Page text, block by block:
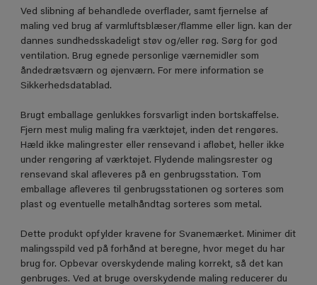
Ved slibning af behandlede overflader, samt fjernelse af
maling ved brug af varmluftsblæser/flamme eller lign. kan der
dannes sundhedsskadeligt støv og/eller røg. Sørg for god
ventilation. Brug egnede personlige værnemidler som
åndedrætsværn og øjenværn. For mere information se
Sikkerhedsdatablad.
Brugt emballage genlukkes forsvarligt inden bortskaffelse.
Fjern mest mulig maling fra værktøjet, inden det rengøres.
Hæld ikke malingrester eller rensevand i afløbet, heller ikke
under rengøring af værktøjet. Flydende malingsrester og
rensevand skal afleveres på en genbrugsstation. Tom
emballage afleveres til genbrugsstationen og sorteres som
plast og eventuelle metalhåndtag sorteres som metal.
Dette produkt opfylder kravene for Svanemærket. Minimer dit
malingsspild ved på forhånd at beregne, hvor meget du har
brug for. Opbevar overskydende maling korrekt, så det kan
genbruges. Ved at bruge overskydende maling reducerer du